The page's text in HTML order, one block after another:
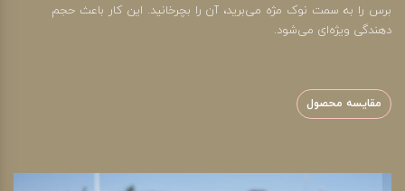
برس را به سمت نوک مژه می‌برید، آن را بچرخانید. این کار باعث حجم
دهندگی ویژه‌ای می‌شود.
مقایسه محصول